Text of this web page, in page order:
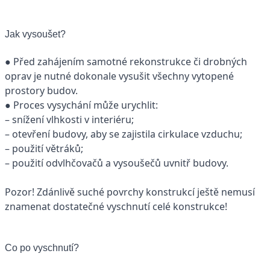
Jak vysoušet?
● Před zahájením samotné rekonstrukce či drobných
oprav je nutné dokonale vysušit všechny vytopené
prostory budov.
● Proces vysychání může urychlit:
– snížení vlhkosti v interiéru;
– otevření budovy, aby se zajistila cirkulace vzduchu;
– použití větráků;
– použití odvlhčovačů a vysoušečů uvnitř budovy.
Pozor! Zdánlivě suché povrchy konstrukcí ještě nemusí
znamenat dostatečné vyschnutí celé konstrukce!
Co po vyschnutí?